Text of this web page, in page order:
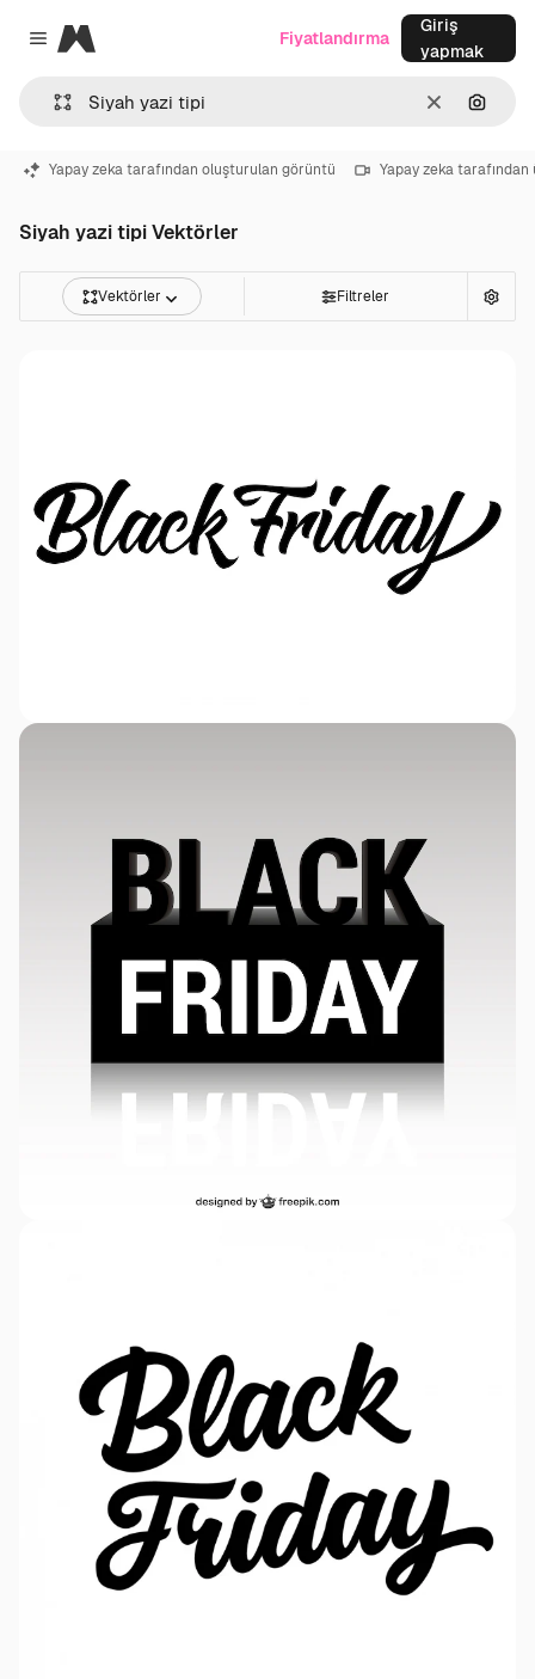
Close menu
Magnific
Temizlemek
Fiyatlandırma
Giriş
yapmak
Yapay zeka tarafından oluşturulan görüntü Yapay zeka
Siyah yazi tipi Vektörler
Vektörler Filtreler